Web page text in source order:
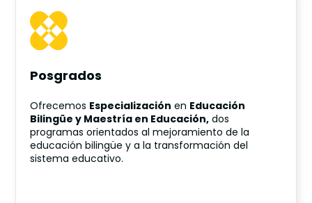
Posgrados
Ofrecemos Especialización en Educación
Bilingüe y Maestría en Educación, dos
programas orientados al mejoramiento de la
educación bilingüe y a la transformación del
sistema educativo.